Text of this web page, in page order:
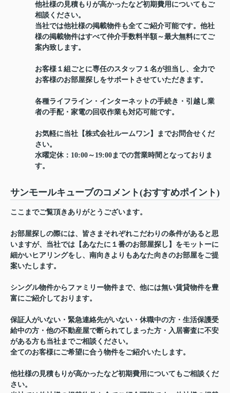
他社様の見積もりが高かったなど初期費用についてもご
相談ください。
当社では他社様の掲載物件も全てご紹介可能です。他社
様の掲載物件はすべて仲介手数料半額～最大無料にてご
案内致します。
お客様１組ごとに専任のスタッフ１名が担当し、全力で
お客様のお部屋探しをサポートさせていただきます。
各種ライフライン・インターネットの手続き・引越し業
者の手配・家電の回収作業も対応可能です。
お気軽に当社【株式会社ルームワン】までお問合せくだ
さい。
水曜定休：10:00～19:00までの営業時間となっておりま
す。
サンモールキューブのコメント(おすすめポイント)
ここまでご覧頂きありがとうございます。
お部屋探しの際には、皆さまそれぞれこだわりの条件があると思
いますが、当社では【あなたに１番のお部屋探し】をモットーに
細かいヒアリングをし、南向きよりもあなた向きのお部屋をご提
案いたします。
シングル物件からファミリー物件まで、他には無い賃貸物件を豊
富にご紹介しております。
保証人がいない・緊急連絡先がいない・休職中の方・生活保護受
給中の方・他の不動産屋で断られてしまった方・入居審査に不安
がある方も当社までご相談ください。
全てのお客様にご希望に合う物件をご紹介いたします。
他社様の見積もりが高かったなど初期費用についてもご相談くだ
さい。